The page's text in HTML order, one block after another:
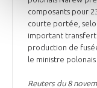
composants pour
courte portée,
important transfert
production de
le ministre polonais
Reuters du 8